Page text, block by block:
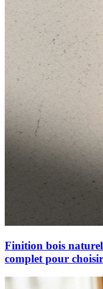
Finition bois
complet pour choisir